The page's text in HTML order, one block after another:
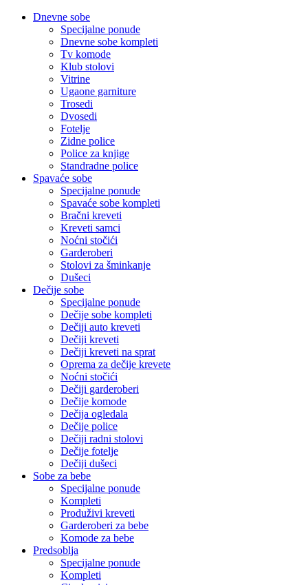
Dnevne sobe
Specijalne ponude
Dnevne sobe kompleti
Tv komode
Klub stolovi
Vitrine
Ugaone garniture
Trosedi
Dvosedi
Fotelje
Zidne police
Police za knjige
Standradne police
Spavaće sobe
Specijalne ponude
Spavaće sobe kompleti
Bračni kreveti
Kreveti samci
Noćni stočići
Garderoberi
Stolovi za šminkanje
Dušeci
Dečije sobe
Specijalne ponude
Dečije sobe kompleti
Dečiji auto kreveti
Dečiji kreveti
Dečiji kreveti na sprat
Oprema za dečije krevete
Noćni stočići
Dečiji garderoberi
Dečije komode
Dečija ogledala
Dečije police
Dečiji radni stolovi
Dečije fotelje
Dečiji dušeci
Sobe za bebe
Specijalne ponude
Kompleti
Produživi kreveti
Garderoberi za bebe
Komode za bebe
Predsoblja
Specijalne ponude
Kompleti